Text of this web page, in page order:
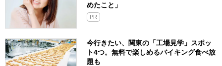
めたこと」
PR
今行きたい、関東の「工場見学」スポッ
ト4つ。無料で楽しめるバイキング食べ放
題も